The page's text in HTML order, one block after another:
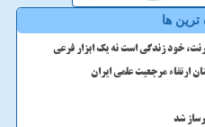
ترین ها
خود زندگی است نه یک ابزار فرعی
ارتقاء مرجعیت علمی ایران